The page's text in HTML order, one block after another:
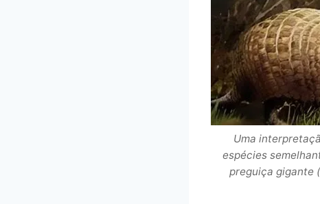
Uma
espécies
preguiça gigante